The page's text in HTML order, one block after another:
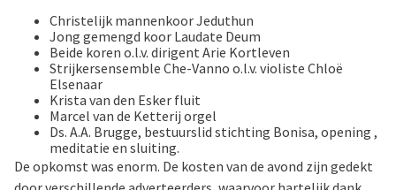
Christelijk mannenkoor Jeduthun
Jong gemengd koor Laudate Deum
Beide koren o.l.v. dirigent Arie Kortleven
Strijkersensemble Che-Vanno o.l.v. violiste Chloë
Elsenaar
Krista van den Esker fluit
Marcel van de Ketterij orgel
Ds. A.A. Brugge, bestuurslid stichting Bonisa, opening ,
meditatie en sluiting.
De opkomst was enorm. De kosten van de avond zijn gedekt